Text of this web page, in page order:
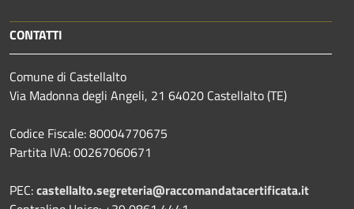
CONTATTI
Comune di Castellalto
Via Madonna degli Angeli, 21 64020 Castellalto (TE)
Codice Fiscale: 80004770675
Partita IVA: 00267060671
PEC:castellalto.segreteria@raccomandatacertificata.it